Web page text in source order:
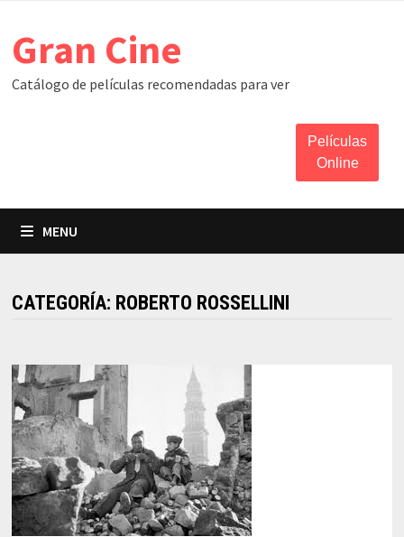
content
Gran Cine
Catálogo de películas recomendadas para ver
Películas
Online
MENU
CATEGORÍA: ROBERTO ROSSELLINI